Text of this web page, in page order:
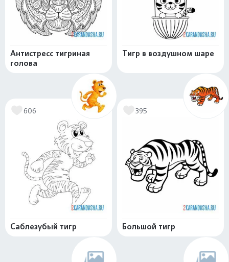
Антистресс тигриная
голова
Тигр в воздушном шаре
606
Саблезубый тигр
395
Большой тигр